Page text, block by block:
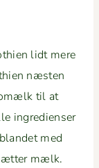
lidt mere
næsten
til at
ingre­di­enser
med
mælk.